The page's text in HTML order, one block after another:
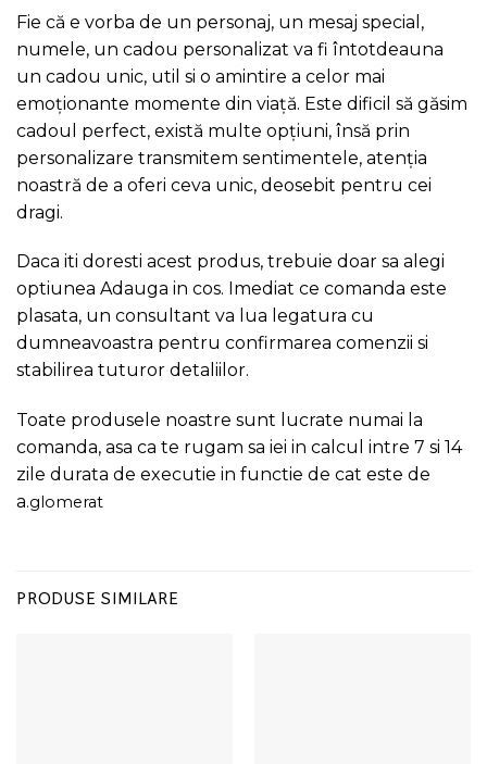
Fie că e vorba de un personaj, un mesaj special,
numele, un cadou personalizat va fi întotdeauna
un cadou unic, util si o amintire a celor mai
emoționante momente din viață. Este dificil să găsim
cadoul perfect, există multe opțiuni, însă prin
personalizare transmitem sentimentele, atenția
noastră de a oferi ceva unic, deosebit pentru cei
dragi.
Daca iti doresti acest produs, trebuie doar sa alegi
optiunea Adauga in cos. Imediat ce comanda este
plasata, un consultant va lua legatura cu
dumneavoastra pentru confirmarea comenzii si
stabilirea tuturor detaliilor.
Toate produsele noastre sunt lucrate numai la
comanda, asa ca te rugam sa iei in calcul intre 7 si 14
zile durata de executie in functie de cat este de
a.glomerat
PRODUSE SIMILARE